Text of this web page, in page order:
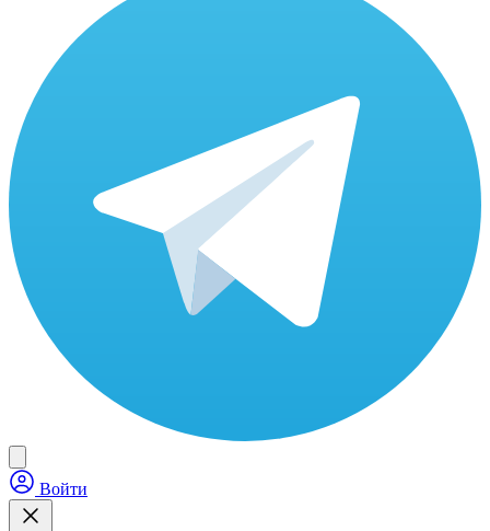
Войти